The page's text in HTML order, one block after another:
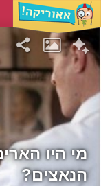
מי היו
הנאצים?